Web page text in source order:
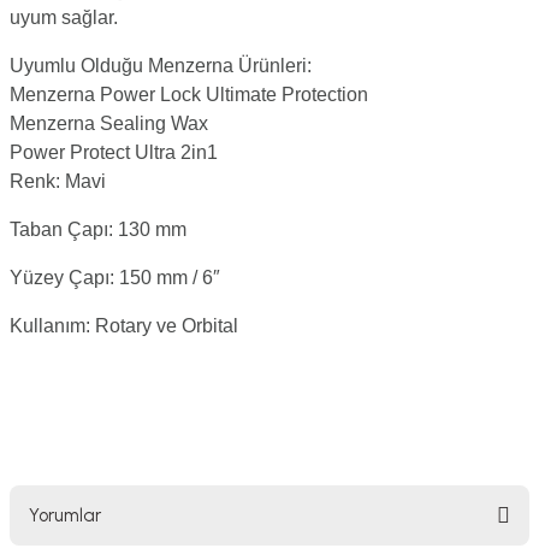
uyum sağlar.
Uyumlu Olduğu Menzerna Ürünleri:
Menzerna Power Lock Ultimate Protection
Menzerna Sealing Wax
Power Protect Ultra 2in1
Renk: Mavi
Taban Çapı: 130 mm
Yüzey Çapı: 150 mm / 6″
Kullanım: Rotary ve Orbital
Yorumlar